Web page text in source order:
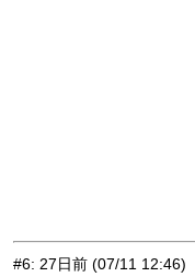
#6: 27日前 (07/11 12:46)